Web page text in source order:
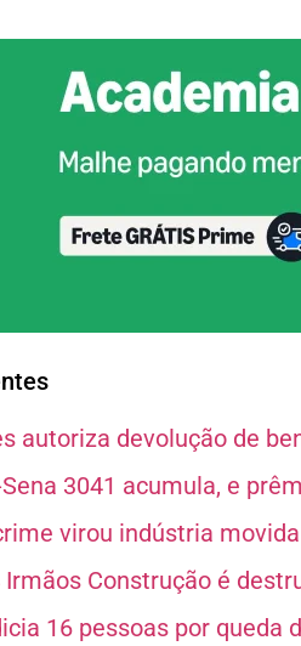
autoriza devolução de
3041 acumula, e
virou indústria
Irmãos Construção é
16 pessoas por queda